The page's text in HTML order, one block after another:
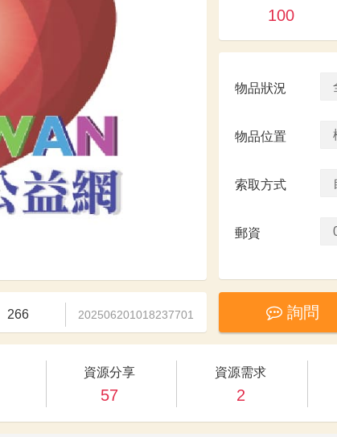
100
物品狀況
物品位置
索取方式
郵資
266 202506201018237701 詢問
資源分享
57
資源需求
2